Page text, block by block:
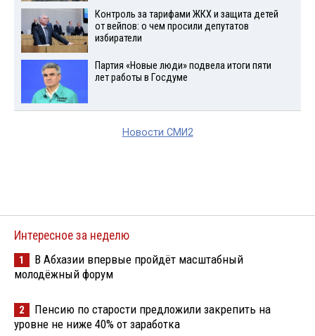
Контроль за тарифами ЖКХ и защита детей
от вейпов: о чем просили депутатов
избиратели
Партия «Новые люди» подвела итоги пяти
лет работы в Госдуме
Новости СМИ2
Интересное за неделю
1
В Абхазии впервые пройдёт масштабный
молодёжный форум
2
Пенсию по старости предложили закрепить на
уровне не ниже 40% от заработка